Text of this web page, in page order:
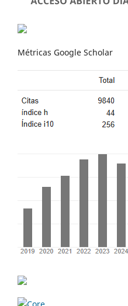
Métricas Google Scholar